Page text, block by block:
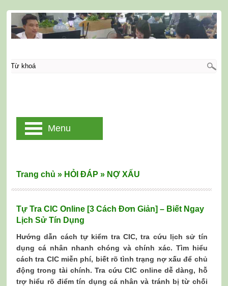
Tự Tra CIC Online [3 Cách Đơn Giản] – Biết Ngay
Lịch Sử Tín Dụng
Hướng dẫn cách tự kiểm tra CIC, tra cứu lịch sử tín
dụng cá nhân nhanh chóng và chính xác. Tìm hiểu
cách tra CIC miễn phí, biết rõ tình trạng nợ xấu để chủ
động trong tài chính. Tra cứu CIC online dễ dàng, hỗ
trợ hiểu rõ điểm tín dụng cá nhân và tránh bị từ chối
Trang chủ » HỎI ĐÁP » NỢ XẤU
Menu